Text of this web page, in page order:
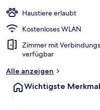
w
r
e
Haustiere erlaubt
Kostenloses WLAN
Zimmer mit
verfügbar
Alle anzeigen
Wichtigste